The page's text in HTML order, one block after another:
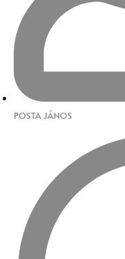
POSTA JÁNOS